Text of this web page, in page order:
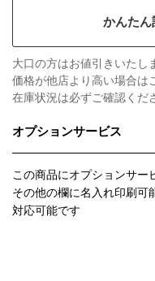
かんたん
大口の方はお値引きいたし
価格が他店より高い場合は
在庫状況は必ずご確認くだ
オプションサービス
この商品にオプションサー
その他の欄に名入れ印刷可
対応可能です